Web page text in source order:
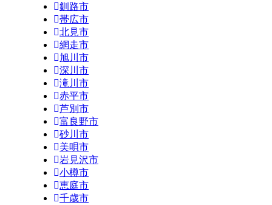
釧路市
帯広市
北見市
網走市
旭川市
深川市
滝川市
赤平市
芦別市
富良野市
砂川市
美唄市
岩見沢市
小樽市
恵庭市
千歳市